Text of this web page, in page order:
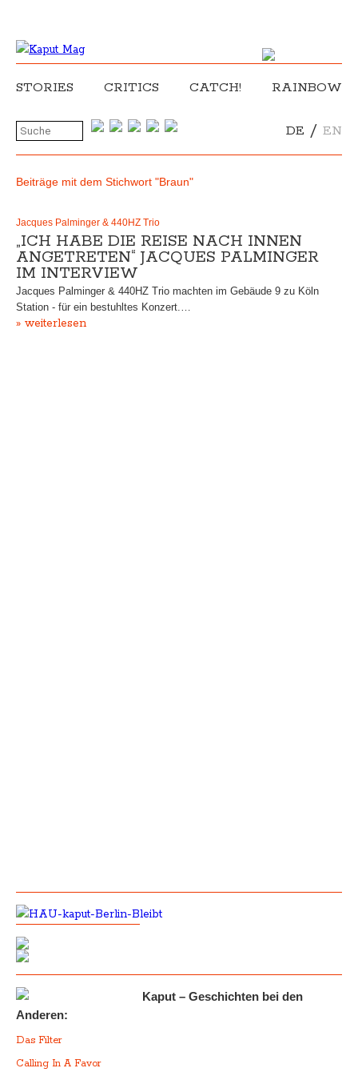
STORIES CRITICS CATCH! RAINBOW
DE / EN
Beiträge mit dem Stichwort "Braun"
Jacques Palminger & 440HZ Trio
„ICH HABE DIE REISE NACH INNEN
ANGETRETEN“ JACQUES PALMINGER
IM INTERVIEW
Jacques Palminger & 440HZ Trio machten im Gebäude 9 zu Köln
Station - für ein bestuhltes Konzert.…
» weiterlesen
Kaput – Geschichten bei den
Anderen:
Das Filter
Calling In A Favor